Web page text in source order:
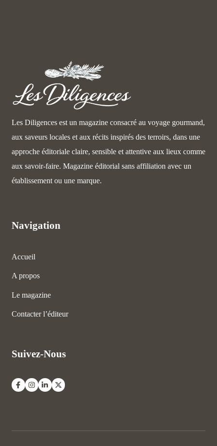
Les Diligences est un magazine consacré au voyage gourmand,
aux saveurs locales et aux récits inspirés des terroirs, dans une
approche éditoriale claire, sensible et attentive aux lieux comme
aux savoir-faire. Magazine éditorial sans affiliation avec un
établissement ou une marque.
Navigation
Accueil
A propos
Le magazine
Contacter l’éditeur
Suivez-Nous